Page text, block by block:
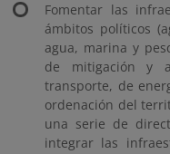
Fomentar las
ámbitos políticos
agua, marina y
de mitigación y
transporte, de
ordenación del
una serie de
integrar las